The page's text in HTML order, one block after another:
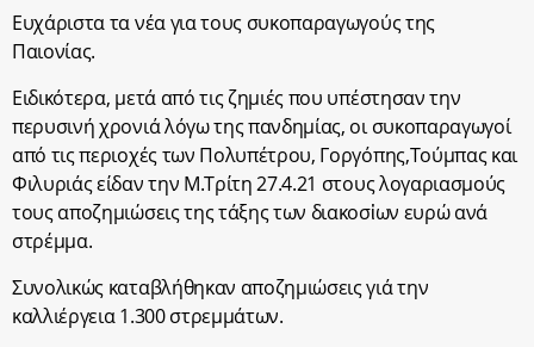
Ευχάριστα τα νέα για τους συκοπαραγωγούς της
Παιονίας.
Ειδικότερα, μετά από τις ζημιές που υπέστησαν την
περυσινή χρονιά λόγω της πανδημίας, οι συκοπαραγωγοί
από τις περιοχές των Πολυπέτρου, Γοργόπης,Τούμπας και
Φιλυριάς είδαν την Μ.Τρίτη 27.4.21 στους λογαριασμούς
τους αποζημιώσεις της τάξης των διακοσἰων ευρώ ανά
στρέμμα.
Συνολικώς καταβλήθηκαν αποζημιώσεις γιά την
καλλιέργεια 1.300 στρεμμάτων.